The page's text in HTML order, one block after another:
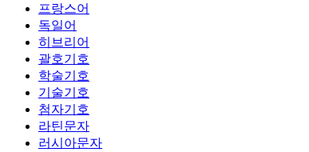
프랑스어
독일어
히브리어
괄호기호
학술기호
기술기호
첨자기호
라틴문자
러시아문자